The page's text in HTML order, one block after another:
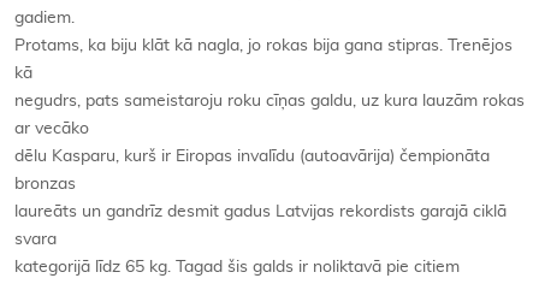
gadiem.
Protams, ka biju klāt kā nagla, jo rokas bija gana stipras. Trenējos
kā
negudrs, pats sameistaroju roku cīņas galdu, uz kura lauzām rokas
ar vecāko
dēlu Kasparu, kurš ir Eiropas invalīdu (autoavārija) čempionāta
bronzas
laureāts un gandrīz desmit gadus Latvijas rekordists garajā ciklā
svara
kategorijā līdz 65 kg. Tagad šis galds ir noliktavā pie citiem